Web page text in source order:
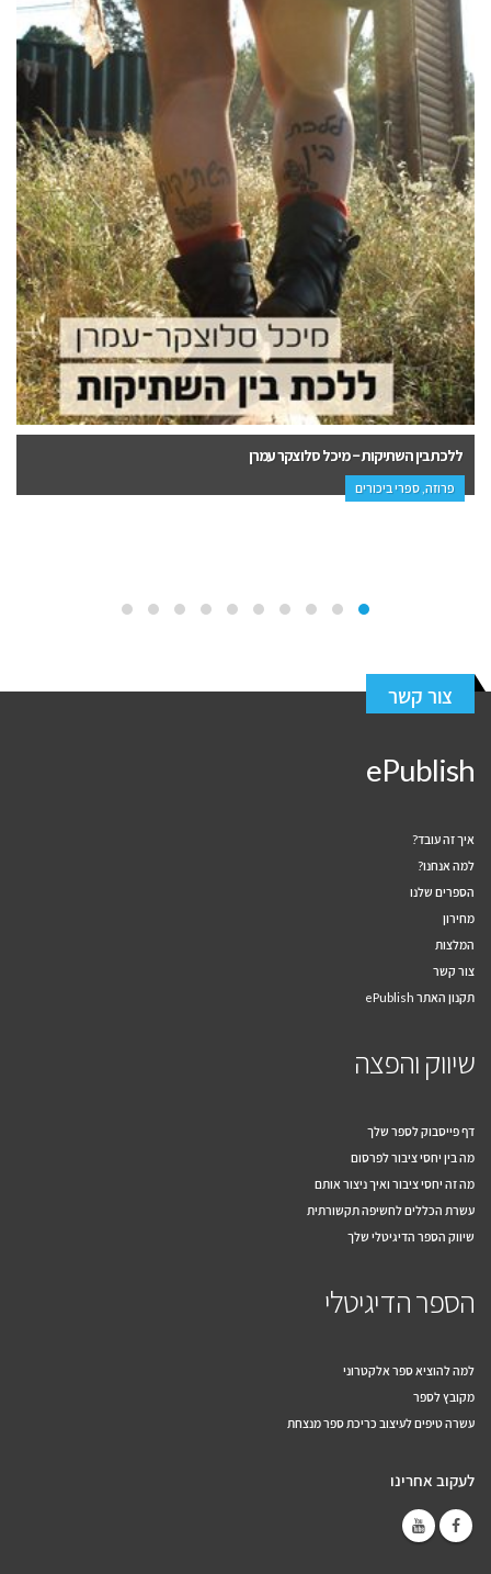
נשים יקרות – סיון אופירי
פרוזה, הדרכה ופנאי, ספרי ביכורים
צור קשר
ePublish
איך זה עובד?
למה אנחנו?
הספרים שלנו
מחירון
המלצות
צור קשר
תקנון האתר ePublish
שיווק והפצה
דף פייסבוק לספר שלך
מה בין יחסי ציבור לפרסום
מה זה יחסי ציבור ואיך ניצור אותם
עשרת הכללים לחשיפה תקשורתית
שיווק הספר הדיגיטלי שלך
הספר הדיגיטלי
למה להוציא ספר אלקטרוני
מקובץ לספר
עשרה טיפים לעיצוב כריכת ספר מנצחת
לעקוב אחרינו